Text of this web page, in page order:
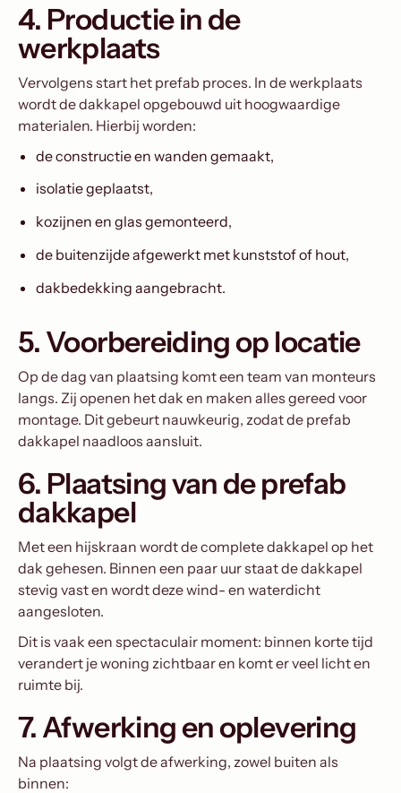
4. Productie in de
werkplaats
Vervolgens start het prefab proces. In de werkplaats
wordt de dakkapel opgebouwd uit hoogwaardige
materialen. Hierbij worden:
de constructie en wanden gemaakt,
isolatie geplaatst,
kozijnen en glas gemonteerd,
de buitenzijde afgewerkt met kunststof of hout,
dakbedekking aangebracht.
5. Voorbereiding op locatie
Op de dag van plaatsing komt een team van monteurs
langs. Zij openen het dak en maken alles gereed voor
montage. Dit gebeurt nauwkeurig, zodat de prefab
dakkapel naadloos aansluit.
6. Plaatsing van de prefab
dakkapel
Met een hijskraan wordt de complete dakkapel op het
dak gehesen. Binnen een paar uur staat de dakkapel
stevig vast en wordt deze wind- en waterdicht
aangesloten.
Dit is vaak een spectaculair moment: binnen korte tijd
verandert je woning zichtbaar en komt er veel licht en
ruimte bij.
7. Afwerking en oplevering
Na plaatsing volgt de afwerking, zowel buiten als
binnen: